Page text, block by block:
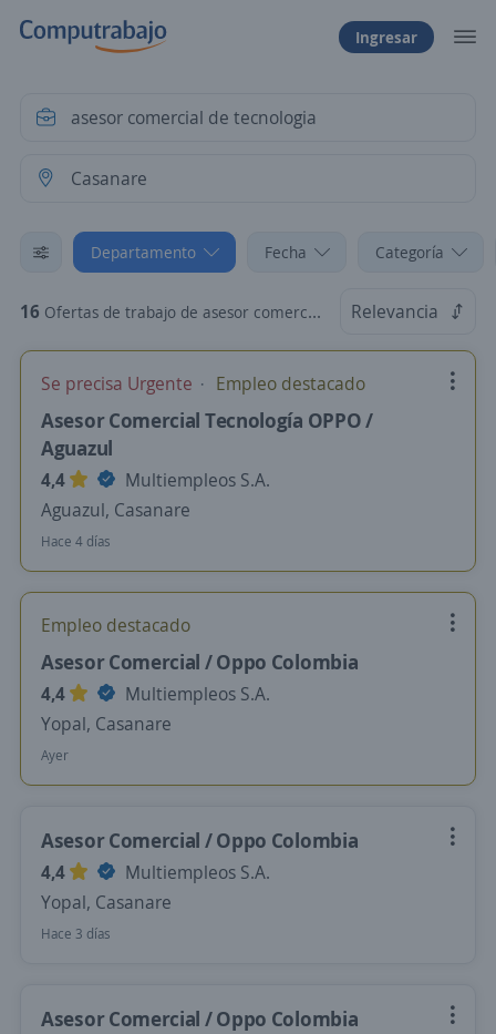
Ingresar
Departamento Fecha Categoría
16 Ofertas de trabajo de asesor comercial de tecnologia en Casanare Relevancia
Se precisa Urgente Empleo destacado
Asesor Comercial Tecnología OPPO /
Aguazul
4,4
Multiempleos S.A.
Aguazul, Casanare
Hace 4 días
Empleo destacado
Asesor Comercial / Oppo Colombia
4,4
Multiempleos S.A.
Yopal, Casanare
Ayer
Asesor Comercial / Oppo Colombia
4,4
Multiempleos S.A.
Yopal, Casanare
Hace 3 días
Asesor Comercial / Oppo Colombia